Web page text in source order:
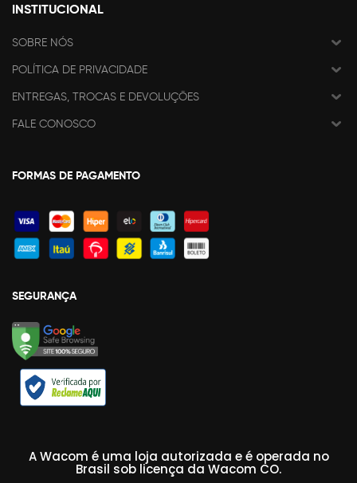
INSTITUCIONAL
SOBRE NÓS
POLÍTICA DE PRIVACIDADE
ENTREGAS, TROCAS E DEVOLUÇÕES
FALE CONOSCO
FORMAS DE PAGAMENTO
SEGURANÇA
A Wacom é uma loja autorizada e é operada no
Brasil sob licença da Wacom CO.